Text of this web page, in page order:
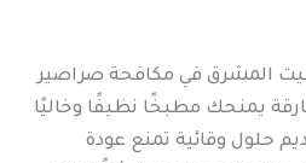
المشرق في مكافحة صراصير
يمنحك مطبخًا نظيفًا وخاليًا
حلول وقائية تمنع عودة